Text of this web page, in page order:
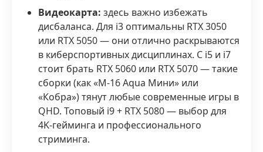
Видеокарта: здесь важно избежать
дисбаланса. Для i3 оптимальны RTX 3050
или RTX 5050 — они отлично раскрываются
в киберспортивных дисциплинах. С i5 и i7
стоит брать RTX 5060 или RTX 5070 — такие
сборки (как «М-16 Aqua Мини» или
«Кобра») тянут любые современные игры в
QHD. Топовый i9 + RTX 5080 — выбор для
4K-гейминга и профессионального
стриминга.